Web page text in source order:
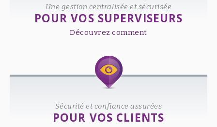
Une gestion centralisée et sécurisée
POUR VOS SUPERVISEURS
Découvrez comment
Sécurité et confiance assurées
POUR VOS CLIENTS